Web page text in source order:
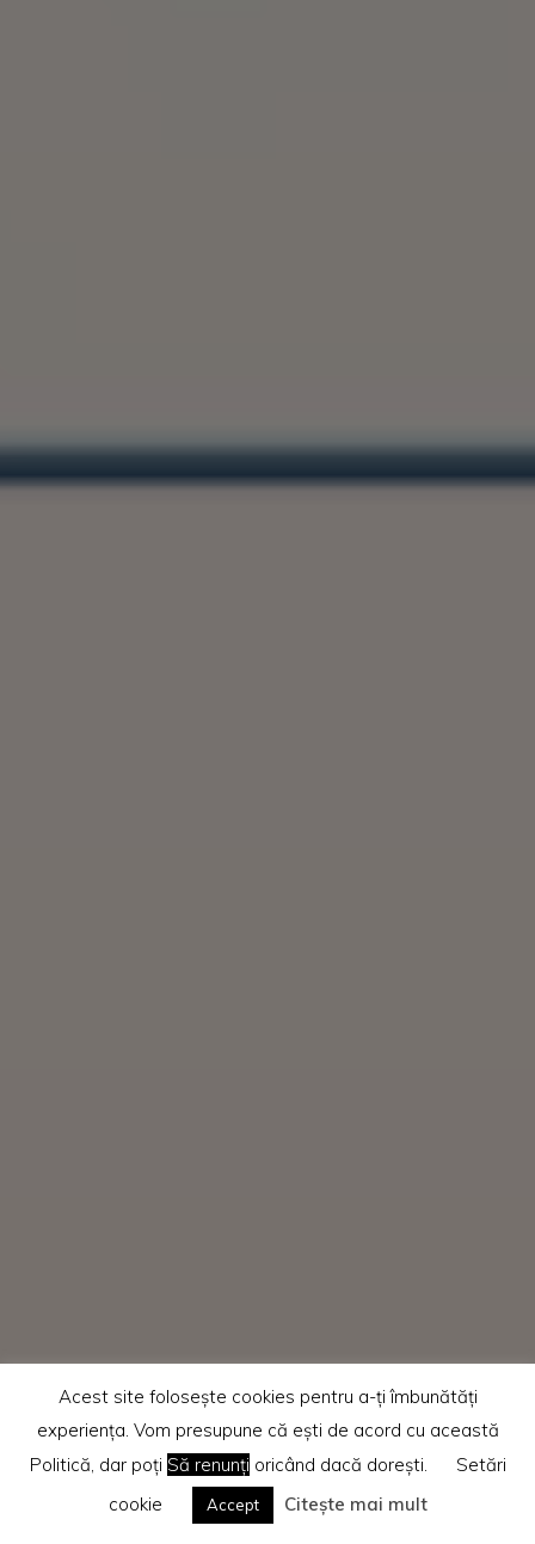
HomeRecenzii cărti
Acest site folosește cookies pentru a-ți îmbunătăți
experiența. Vom presupune că ești de acord cu această
Politică, dar poți Să renunți oricând dacă dorești.
Setări
cookie
Accept Citește mai mult